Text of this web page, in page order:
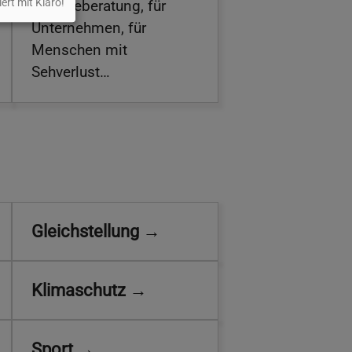
Energieberatung, für
Unternehmen, für
Menschen mit
Sehverlust…
Gleichstellung →
Klimaschutz →
mit Klaro!